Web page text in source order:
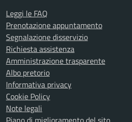
Leggi le FAQ
Prenotazione appuntamento
Segnalazione disservizio
Richiesta assistenza
Amministrazione trasparente
Albo pretorio
Informativa privacy
Cookie Policy
Note legali